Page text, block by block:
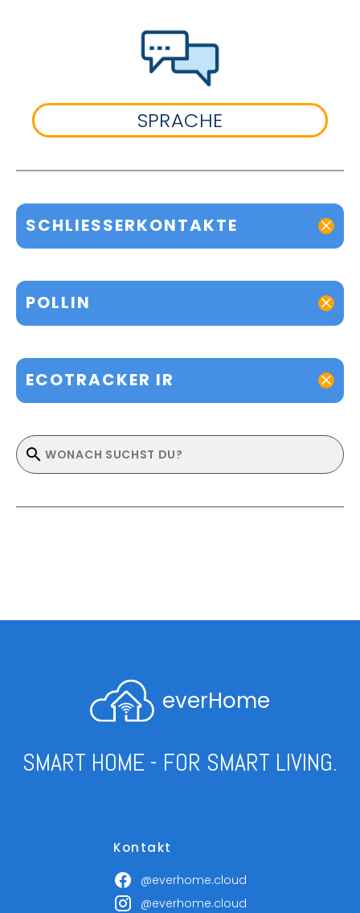
SPRACHE
SCHLIESSERKONTAKTE
POLLIN
ECOTRACKER IR
everHome
SMART HOME - FOR SMART LIVING.
Kontakt
@everhome.cloud
@everhome.cloud